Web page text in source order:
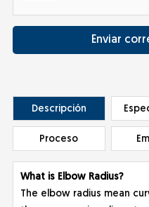
Enviar
Descripción
Proceso
What is Elbow Radius?
The elbow radius mean